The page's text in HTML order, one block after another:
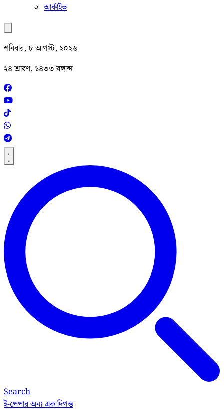
আর্কাইভ
শনিবার, ৮ আগস্ট, ২০২৬
২৪ শ্রাবণ, ১৪৩৩ বঙ্গাব্দ
Search
ই-পেপারঅন্য এক দিগন্ত